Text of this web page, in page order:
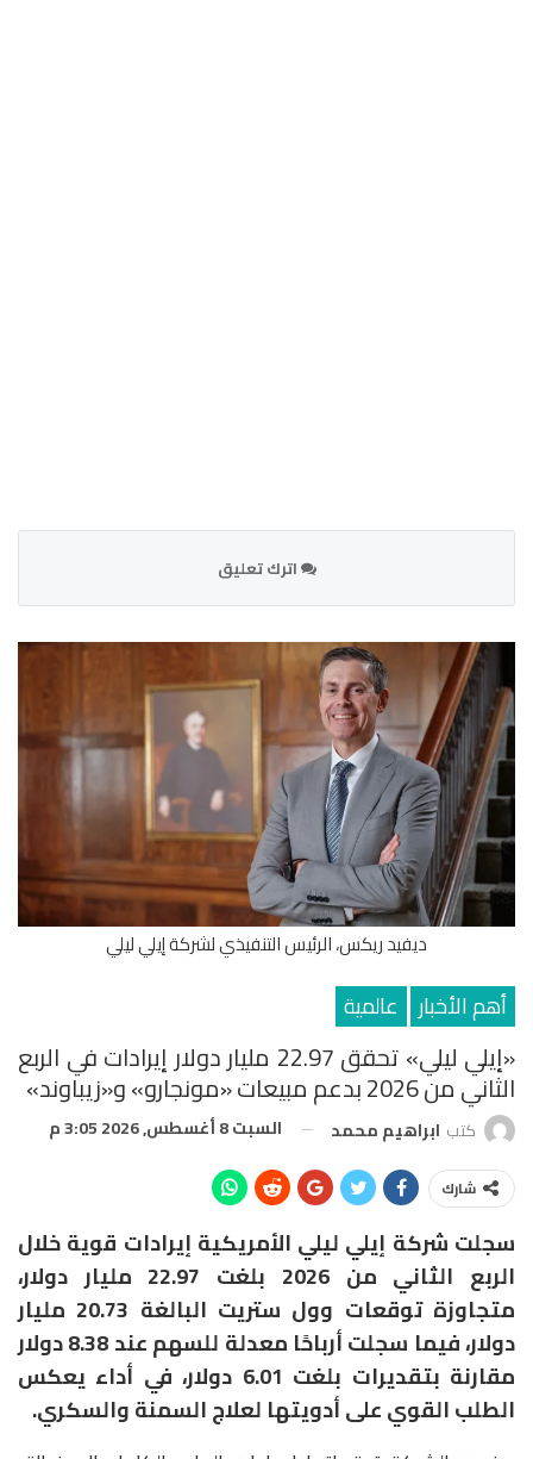
اترك تعليق
ديفيد ريكس، الرئيس التنفيذي لشركة إيلي ليلي
أهم الأخبار عالمية
«إيلي ليلي» تحقق 22.97 مليار دولار إيرادات في الربع
الثاني من 2026 بدعم مبيعات «مونجارو» و«زيباوند»
كتب ابراهيم محمد السبت 8 أغسطس, 2026 3:05 م
شارك
سجلت شركة إيلي ليلي الأمريكية إيرادات قوية خلال
الربع الثاني من 2026 بلغت 22.97 مليار دولار،
متجاوزة توقعات وول ستريت البالغة 20.73 مليار
دولار، فيما سجلت أرباحًا معدلة للسهم عند 8.38 دولار
مقارنة بتقديرات بلغت 6.01 دولار، في أداء يعكس
الطلب القوي على أدويتها لعلاج السمنة والسكري.